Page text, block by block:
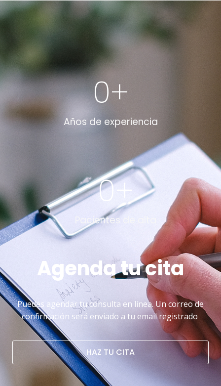
Años de experiencia
0+
Pacientes de alta
0+
Agenda tu cita
Puedes agendar tu consulta en línea. Un correo de
confirmación será enviado a tu email registrado
HAZ TU CITA